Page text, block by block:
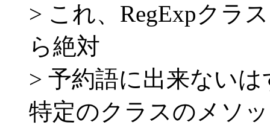
> これ、RegExpクラ
ら絶対
> 予約語に出来ない
特定のクラスのメソ